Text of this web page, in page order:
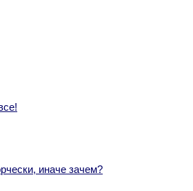
иначе зачем?